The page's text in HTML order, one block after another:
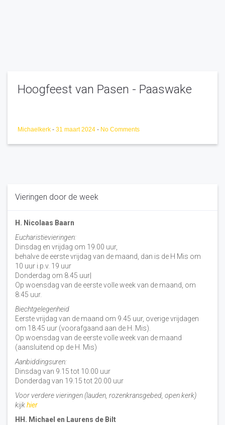
Hoogfeest van Pasen - Paaswake
Michaelkerk - 31 maart 2024 - No Comments
Vieringen door de week
H. Nicolaas Baarn
Eucharistievieringen:
Dinsdag en vrijdag om 19.00 uur,
behalve de eerste vrijdag van de maand, dan is de H Mis om
10 uur i.p.v. 19 uur
Donderdag om 8.45 uur|
Op woensdag van de eerste volle week van de maand, om
8:45 uur.
Biechtgelegenheid
Eerste vrijdag van de maand om 9.45 uur, overige vrijdagen
om 18.45 uur (voorafgaand aan de H. Mis).
Op woensdag van de eerste volle week van de maand
(aansluitend op de H. Mis)
Aanbiddingsuren:
Dinsdag van 9.15 tot 10.00 uur
Donderdag van 19.15 tot 20.00 uur
Voor verdere vieringen (lauden, rozenkransgebed, open kerk)
kijkhier
HH. Michael en Laurens de Bilt